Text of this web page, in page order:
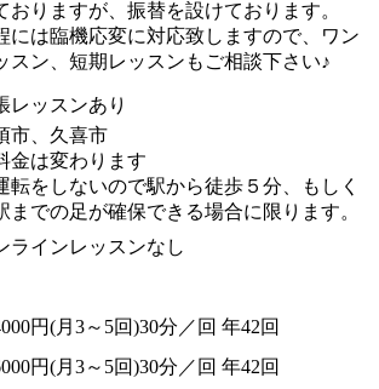
おりますが、振替を設けております。
には臨機応変に対応致しますので、ワン
スン、短期レッスンもご相談下さい♪
レッスンあり
市、久喜市
金は変わります
転をしないので駅から徒歩５分、もしく
までの足が確保できる場合に限ります。
ラインレッスンなし
円(月3～5回)30分／回 年42回
円(月3～5回)30分／回 年42回